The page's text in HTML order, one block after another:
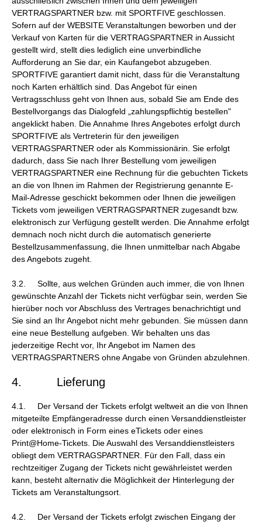
VERTRAGSPARTNER bzw. mit SPORTFIVE geschlossen.
Sofern auf der WEBSITE Veranstaltungen beworben und der
Verkauf von Karten für die VERTRAGSPARTNER in Aussicht
gestellt wird, stellt dies lediglich eine unverbindliche
Aufforderung an Sie dar, ein Kaufangebot abzugeben.
SPORTFIVE garantiert damit nicht, dass für die Veranstaltung
noch Karten erhältlich sind. Das Angebot für einen
Vertragsschluss geht von Ihnen aus, sobald Sie am Ende des
Bestellvorgangs das Dialogfeld „zahlungspflichtig bestellen"
angeklickt haben. Die Annahme Ihres Angebotes erfolgt durch
SPORTFIVE als Vertreterin für den jeweiligen
VERTRAGSPARTNER oder als Kommissionärin. Sie erfolgt
dadurch, dass Sie nach Ihrer Bestellung vom jeweiligen
VERTRAGSPARTNER eine Rechnung für die gebuchten Tickets
an die von Ihnen im Rahmen der Registrierung genannte E-
Mail-Adresse geschickt bekommen oder Ihnen die jeweiligen
Tickets vom jeweiligen VERTRAGSPARTNER zugesandt bzw.
elektronisch zur Verfügung gestellt werden. Die Annahme erfolgt
demnach noch nicht durch die automatisch generierte
Bestellzusammenfassung, die Ihnen unmittelbar nach Abgabe
des Angebots zugeht.
3.2. Sollte, aus welchen Gründen auch immer, die von Ihnen
gewünschte Anzahl der Tickets nicht verfügbar sein, werden Sie
hierüber noch vor Abschluss des Vertrages benachrichtigt und
Sie sind an Ihr Angebot nicht mehr gebunden. Sie müssen dann
eine neue Bestellung aufgeben. Wir behalten uns das
jederzeitige Recht vor, Ihr Angebot im Namen des
VERTRAGSPARTNERS ohne Angabe von Gründen abzulehnen.
4. Lieferung
4.1. Der Versand der Tickets erfolgt weltweit an die von Ihnen
mitgeteilte Empfängeradresse durch einen Versanddienstleister
oder elektronisch in Form eines eTickets oder eines
Print@Home-Tickets. Die Auswahl des Versanddienstleisters
obliegt dem VERTRAGSPARTNER. Für den Fall, dass ein
rechtzeitiger Zugang der Tickets nicht gewährleistet werden
kann, besteht alternativ die Möglichkeit der Hinterlegung der
Tickets am Veranstaltungsort.
4.2. Der Versand der Tickets erfolgt zwischen Eingang der